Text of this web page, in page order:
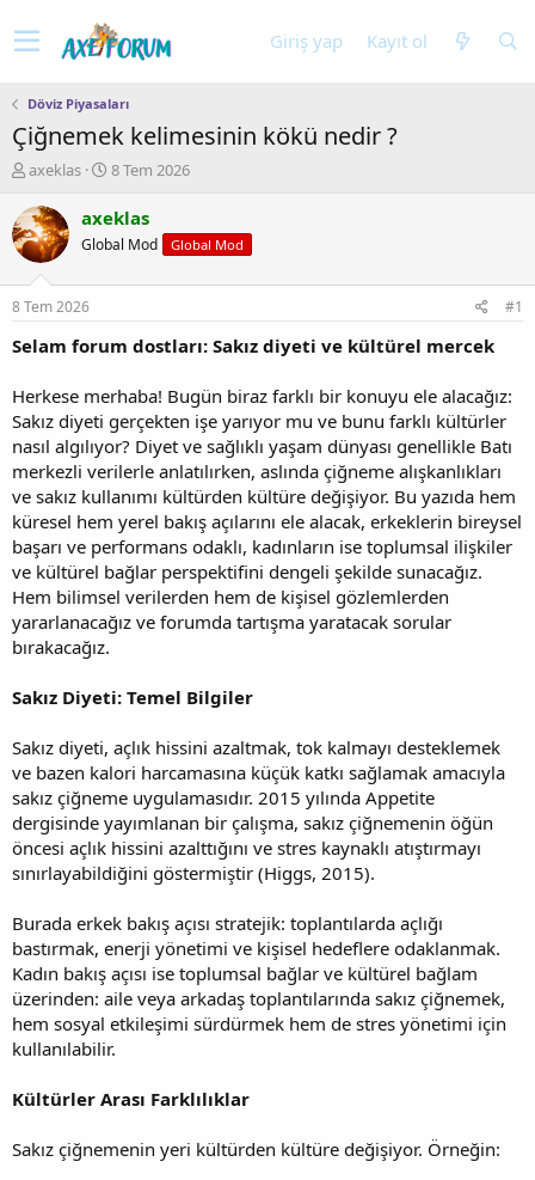
Giriş yap Kayıt ol
Döviz Piyasaları
Çiğnemek kelimesinin kökü nedir ?
K
n
u
y
b
a
ş
t
a
n
axeklas
B
ş
a
ç
r
i
h
i
8 Tem 2026
axeklas
Global Mod Global Mod
8 Tem 2026 #1
Selam forum dostları: Sakız diyeti ve kültürel mercek
Herkese merhaba! Bugün biraz farklı bir konuyu ele alacağız:
Sakız diyeti gerçekten işe yarıyor mu ve bunu farklı kültürler
nasıl algılıyor? Diyet ve sağlıklı yaşam dünyası genellikle Batı
merkezli verilerle anlatılırken, aslında çiğneme alışkanlıkları
ve sakız kullanımı kültürden kültüre değişiyor. Bu yazıda hem
küresel hem yerel bakış açılarını ele alacak, erkeklerin bireysel
başarı ve performans odaklı, kadınların ise toplumsal ilişkiler
ve kültürel bağlar perspektifini dengeli şekilde sunacağız.
Hem bilimsel verilerden hem de kişisel gözlemlerden
yararlanacağız ve forumda tartışma yaratacak sorular
bırakacağız.
Sakız Diyeti: Temel Bilgiler
Sakız diyeti, açlık hissini azaltmak, tok kalmayı desteklemek
ve bazen kalori harcamasına küçük katkı sağlamak amacıyla
sakız çiğneme uygulamasıdır. 2015 yılında Appetite
dergisinde yayımlanan bir çalışma, sakız çiğnemenin öğün
öncesi açlık hissini azalttığını ve stres kaynaklı atıştırmayı
sınırlayabildiğini göstermiştir (Higgs, 2015).
Burada erkek bakış açısı stratejik: toplantılarda açlığı
bastırmak, enerji yönetimi ve kişisel hedeflere odaklanmak.
Kadın bakış açısı ise toplumsal bağlar ve kültürel bağlam
üzerinden: aile veya arkadaş toplantılarında sakız çiğnemek,
hem sosyal etkileşimi sürdürmek hem de stres yönetimi için
kullanılabilir.
Kültürler Arası Farklılıklar
Sakız çiğnemenin yeri kültürden kültüre değişiyor. Örneğin: